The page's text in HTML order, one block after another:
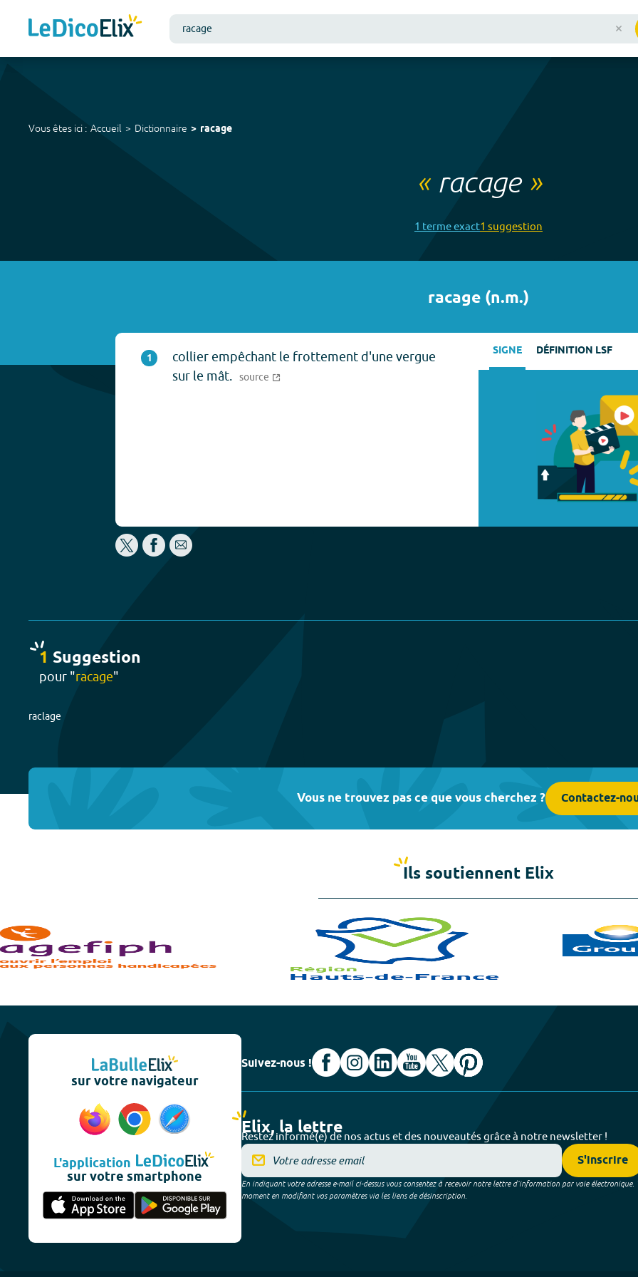
Vous êtes ici : Accueil Dictionnaire racage
« racage»
1 termeexact1 suggestion
racage (n.m.)
1
collier empêchant le frottement d'une vergue
sur le mât. source
SIGNE DÉFINITION LSF
1 Suggestion
pour "racage"
raclage
Vous ne trouvez pas ce que vous cherchez ? Contactez-
Ils soutiennent Elix
sur votre navigateur
L'application
sur votre smartphone
Suivez-nous !
Elix, la lettre
Restez informé(e) de nos actus et des nouveautés grâce à notre newsletter !
S'inscrire
En indiquant votre adresse e-mail ci-dessus vous consentez à recevoir notre lettre d’information par voie électronique.
moment en modifiant vos paramètres via les liens de désinscription.